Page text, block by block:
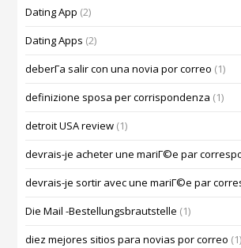
Dating App (2)
Dating Apps (2)
deberГ­a salir con una novia por correo (1)
definizione sposa per corrispondenza (1)
detroit USA review (1)
devrais-je acheter une mariГ©e par
devrais-je sortir avec une mariГ©e par
Die Mail -Bestellungsbrautstelle (1)
diez mejores sitios para novias por correo (1)